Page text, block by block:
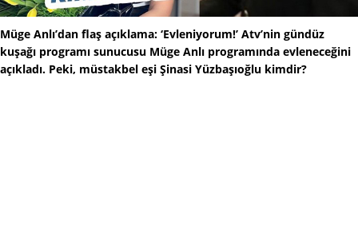
Müge Anlı’dan flaş açıklama: ‘Evleniyorum!’ Atv’nin gündüz
kuşağı programı sunucusu Müge Anlı programında evleneceğini
açıkladı. Peki, müstakbel eşi Şinasi Yüzbaşıoğlu kimdir?